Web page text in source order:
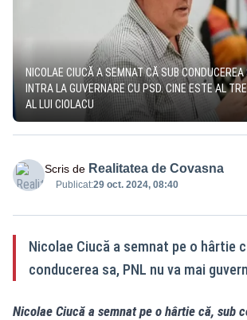
NICOLAE CIUCĂ A SEMNAT CĂ SUB
INTRA LA GUVERNARE CU PSD. CINE ESTE AL
AL LUI CIOLACU
Scris de Realitatea de Covasna
Publicat:29 oct. 2024, 08:40
Nicolae Ciucă a semnat pe o hârtie
conducerea sa, PNL nu va mai
Nicolae Ciucă a semnat pe o hârtie că, sub